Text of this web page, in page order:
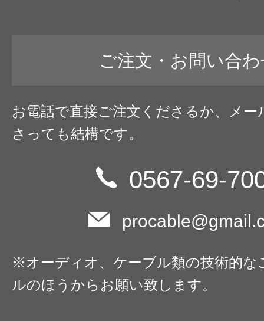
ご注文・お問い合
お電話で直接ご注文くださるか、メー
さっても結構です。
0567-69-
※オーディオ、ケーブル類の技術的な
ルのほうからお願い致します。